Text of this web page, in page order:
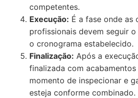
competentes.
Execução: É a fase onde as
profissionais devem seguir
o cronograma estabelecido.
Finalização: Após a
finalizada com acabamentos
momento de inspecionar e
esteja conforme combinado.